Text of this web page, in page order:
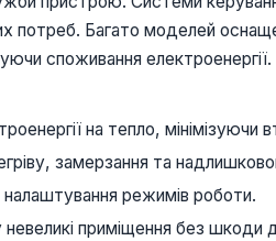
потреб. Багато моделей
споживання
на тепло, мінімізуючи
замерзання та
налаштування режимів роботи.
приміщення без шкоди